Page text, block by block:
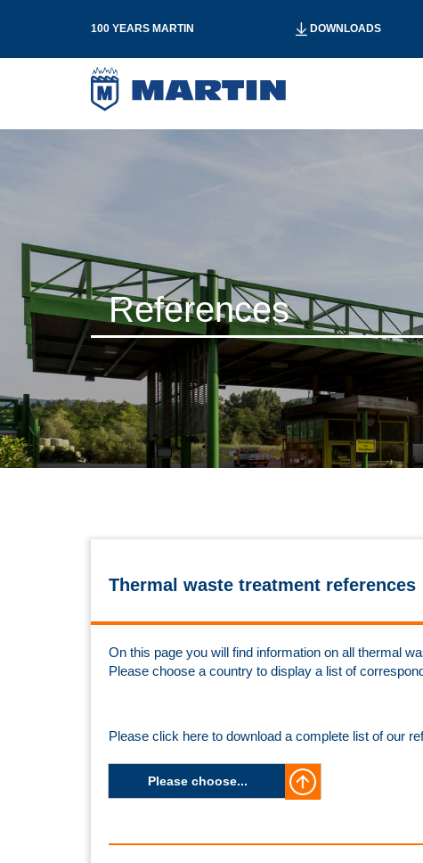
100 YEARS MARTIN DOWNLOADS
References
Thermal waste treatment references
On this page you will find information on all thermal
Please choose a country to display a list of
Please click here to download a complete list of our
Please choose...